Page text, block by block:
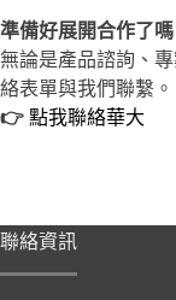
準備好展開合作了嗎
無論是產品諮詢、
絡表單與我們聯繫。
👉 點我聯絡華大
聯絡資訊